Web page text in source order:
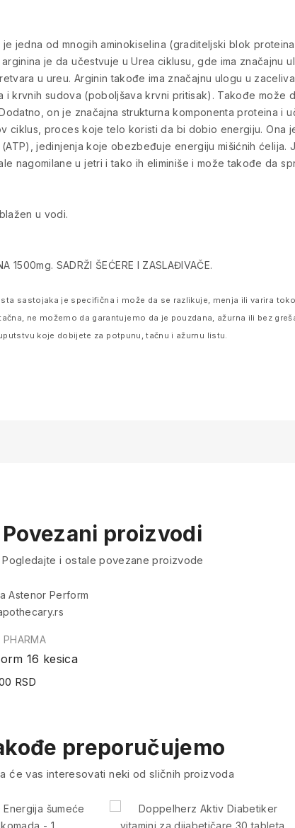
jedna od mnogih aminokiselina (graditeljski blok
je da učestvuje u Urea ciklusu, gde ima značajnu
u ureu. Arginin takođe ima značajnu ulogu u
i krvnih sudova (poboljšava krvni pritisak). Takođe može
on je značajna strukturna komponenta proteina i
ciklus, proces koje telo koristi da bi dobio energiju. Ona
jedinjenja koje obezbeđuje energiju mišićnih ćelija.
nagomilane u jetri i tako ih eliminiše i može takođe da
u vodi.
1500mg. SADRŽI ŠEĆERE I ZASLAĐIVAČE.
sastojaka je specifična i može da se razlikuje, menja ili varira
ne možemo da garantujemo da je pouzdana, ažurna ili bez
koje dobijete za potpunu, tačnu i ažurnu listu.
Povezani proizvodi
Pogledajte i ostale povezane proizvode
PHARMA
16 kesica
RSD
preporučujemo
će vas interesovati neki od sličnih proizvoda